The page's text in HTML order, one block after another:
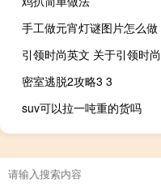
手工做元宵灯谜图片怎么做
密室逃脱2攻略3 3
suv可以拉一吨重的货吗